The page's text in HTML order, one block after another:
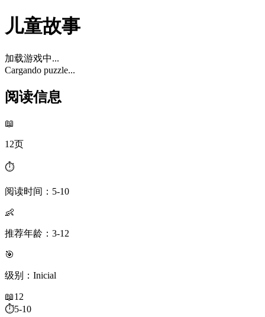
儿童故事
加载游戏中...
Cargando puzzle...
阅读信息
📖
12页
⏱️
阅读时间：5-10
👶
推荐年龄：3-12
🎯
级别：Inicial
📖12
⏱️5-10